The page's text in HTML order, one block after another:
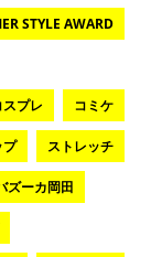
STYLE AWARD
スプレ コミケ
プ ストレッチ
ズーカ岡田